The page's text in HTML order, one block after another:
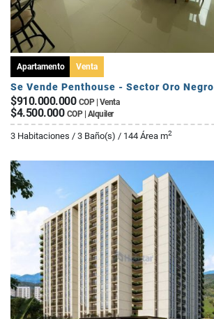
Apartamento Venta
Se Vende Penthouse - Sector Oro Negro
$910.000.000 COP | Venta
$4.500.000 COP | Alquiler
3 Habitaciones / 3 Baño(s) / 144 Área m2